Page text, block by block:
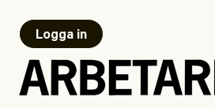
Logga in